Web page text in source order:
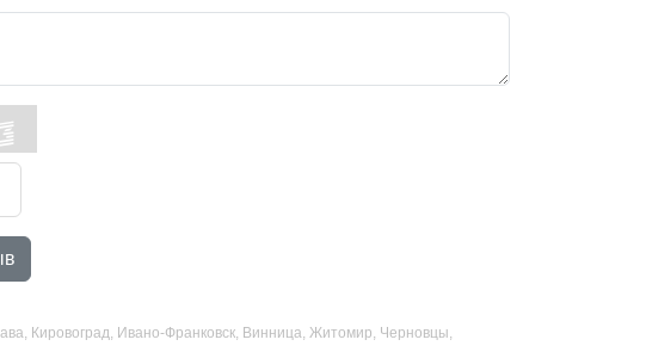
Кировоград, Ивано-Франковск, Винница, Житомир, Черновцы,